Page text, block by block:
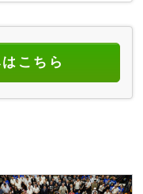
こちら